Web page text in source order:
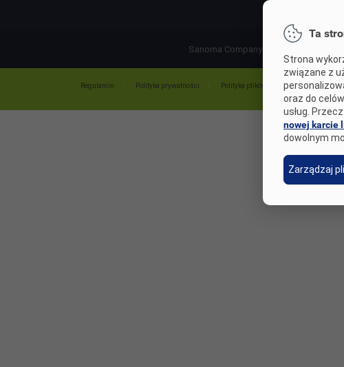
Sanoma Company 2026 Copyright by
Regulamin Polityka prywatności Polityka plików cookies
Ta
Strona
związane z
oraz do
usług.
nowej karcie
dowolnym
Zarządzaj